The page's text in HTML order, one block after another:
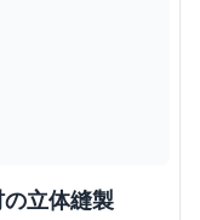
立体縫製